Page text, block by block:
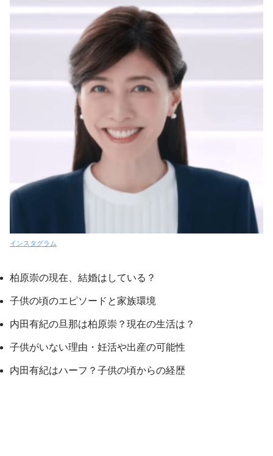
インスタグラム
柏原崇の現在、結婚はしている？
子供の頃のエピソードと家族環境
内田有紀の旦那は柏原崇？現在の生活は？
子供がいない理由・妊活や出産の可能性
内田有紀はハーフ？子供の頃からの経歴